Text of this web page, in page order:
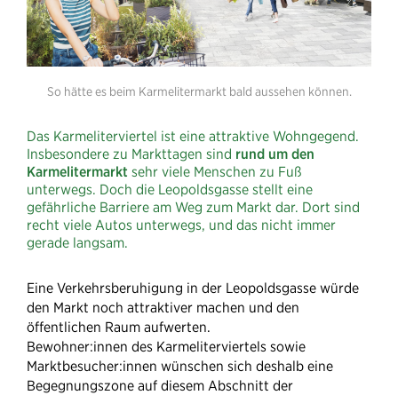
So hätte es beim Karmelitermarkt bald aussehen können.
Das Karmeliterviertel ist eine attraktive Wohngegend.
Insbesondere zu Markttagen sind rund um den
Karmelitermarkt sehr viele Menschen zu Fuß
unterwegs. Doch die Leopoldsgasse stellt eine
gefährliche Barriere am Weg zum Markt dar. Dort sind
recht viele Autos unterwegs, und das nicht immer
gerade langsam.
Eine Verkehrsberuhigung in der Leopoldsgasse würde
den Markt noch attraktiver machen und den
öffentlichen Raum aufwerten.
Bewohner:innen des Karmeliterviertels sowie
Marktbesucher:innen wünschen sich deshalb eine
Begegnungszone auf diesem Abschnitt der